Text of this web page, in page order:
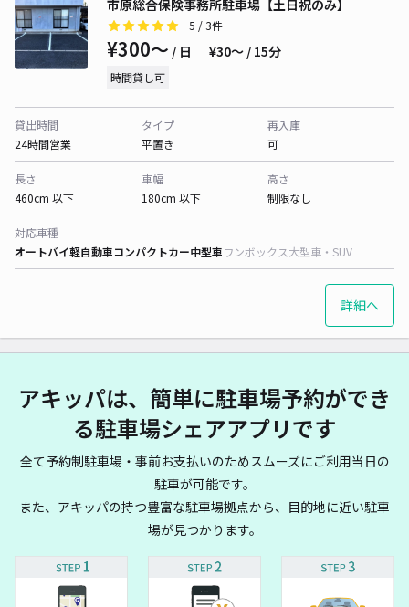
市原総合保険事務所駐車場【土日祝のみ】
5 / 3件
¥300〜 / 日 ¥30〜 / 15分
時間貸し可
貸出時間
24時間営業
タイプ
平置き
再入庫
可
長さ
460cm 以下
車幅
180cm 以下
高さ
制限なし
対応車種
オートバイ軽自動車コンパクトカー中型車ワンボックス大型車・SUV
詳細へ
アキッパは、簡単に駐車場予約ができ
る駐車場シェアアプリです
全て予約制駐車場・事前お支払いのためスムーズにご利用当日の
駐車が可能です。
また、アキッパの持つ豊富な駐車場拠点から、目的地に近い駐車
場が見つかります。